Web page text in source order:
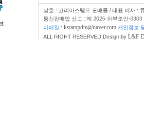
상호 : 코리아스탬프 도매몰 / 대표 이사 :
통신판매업 신고 : 제 2025-와부조안-
이메일 : kstampdm@naver.com 개인정보
ALL RIGHT RESERVED Design by L&F